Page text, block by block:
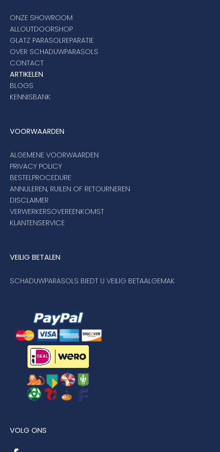
ONZE SHOWROOM
ALLOUTDOORSHOP
GLATZ PARASOLREPARATIE
OVER SCHADUWPARASOLS
CONTACT
ARTIKELEN
BLOGS
KENNISBANK
VOORWAARDEN
ALGEMENE VOORWAARDEN
PRIVACY POLICY
BESTELPROCEDURE
ANNULEREN, RUILEN OF RETOURNEREN
DISCLAIMER
VERWERKERSOVEREENKOMST
KLANTENSERVICE
VEILIG BETALEN
SCHADUWPARASOLS BIEDT U VEILIG BETAALGEMAK
VOLG ONS